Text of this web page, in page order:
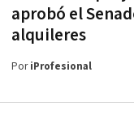
aprobó el
alquileres
PoriProfesional